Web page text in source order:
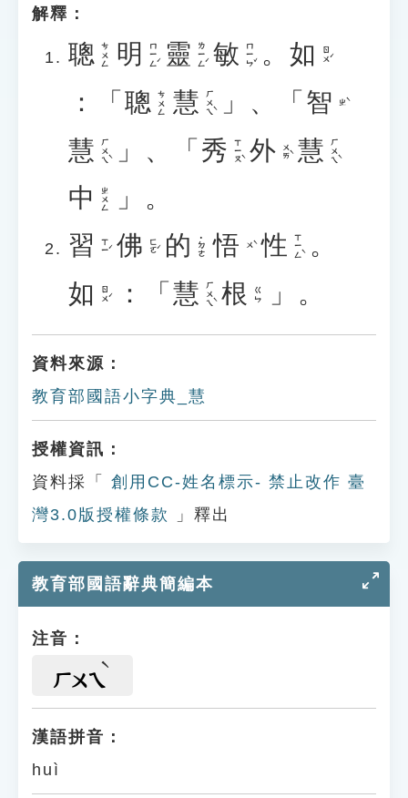
解釋：
聰 ㄘㄨㄥ 明 ㄇㄧㄥˊ 靈 ㄌㄧㄥˊ 敏 ㄇㄧㄣˇ 。 如 ㄖㄨˊ
：「 聰 ㄘㄨㄥ 慧 ㄏㄨㄟˋ 」、「 智 ㄓˋ
慧 ㄏㄨㄟˋ 」、「 秀 ㄒㄧㄡˋ 外 ㄨㄞˋ 慧 ㄏㄨㄟˋ
中 ㄓㄨㄥ
」。
習 ㄒㄧˊ 佛 ㄈㄛˊ 的 ˙ㄉㄜ 悟 ㄨˋ 性 ㄒㄧㄥˋ 。
如 ㄖㄨˊ ：「 慧 ㄏㄨㄟˋ 根 ㄍㄣ 」。
資料來源：
教育部國語小字典_慧
授權資訊：
資料採「
創用CC-姓名標示- 禁止改作 臺
灣3.0版授權條款
」釋出
教育部國語辭典簡編本
注音：
ㄏㄨㄟ
漢語拼音：
huì